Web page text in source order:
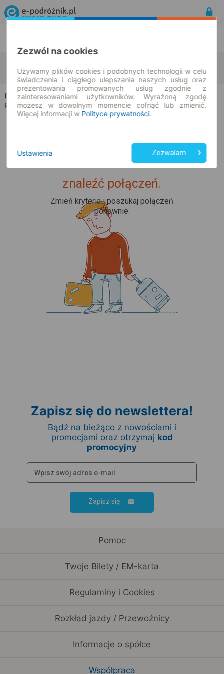
09.08.2026 | -- : --
zmień kryteria
Champion Travelna trasie Kraków → Gliwice
Rozkład jazdy i bilety |Wszyscy przewoźnicy
Upss... Nie udało nam się
znaleźć połączeń.
Zmień kryteria i poszukaj połączeń
ponownie.
Zapisz się do newslettera!
Bądź na bieżąco z nowościami i
promocjami oraz otrzymaj kod
promocyjny
Zapisz się
Pomoc
Twoje Bilety / EM-karta
Regulaminy i Cookies
Rozkład jazdy / Przewoźnicy
Informacje o spółce
Współpraca
Zezwól na cookies
Używamy plików cookies i podobnych technologii w celu
świadczenia i ciągłego ulepszania naszych usług oraz
prezentowania promowanych usług zgodnie z
zainteresowaniami użytkowników. Wyrażoną zgodę
możesz w dowolnym momencie cofnąć lub zmienić.
Więcej informacji w Polityce prywatności.
Ustawienia Zezwalam